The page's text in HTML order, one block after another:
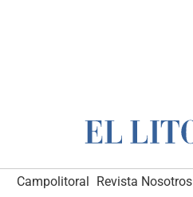
Campolitoral Revista Nosotros